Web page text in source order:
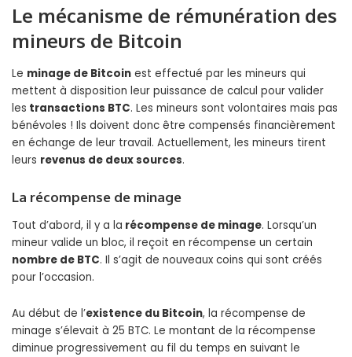
Le mécanisme de rémunération des
mineurs de Bitcoin
Le minage de Bitcoin est effectué par les mineurs qui
mettent à disposition leur puissance de calcul pour valider
les transactions BTC. Les mineurs sont volontaires mais pas
bénévoles ! Ils doivent donc être compensés financièrement
en échange de leur travail. Actuellement, les mineurs tirent
leurs revenus de deux sources.
La récompense de minage
Tout d’abord, il y a la récompense de minage. Lorsqu’un
mineur valide un bloc, il reçoit en récompense un certain
nombre de BTC. Il s’agit de nouveaux coins qui sont créés
pour l’occasion.
Au début de l’existence du Bitcoin, la récompense de
minage s’élevait à 25 BTC. Le montant de la récompense
diminue progressivement au fil du temps en suivant le